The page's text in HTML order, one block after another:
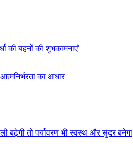
की बहनों की शुभकामनाएं’
का आधार
बढ़ेगी तो पर्यावरण भी स्वस्थ और सुंदर बनेगा